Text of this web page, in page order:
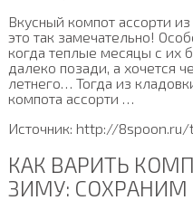
Вкусный компот ассорти
это так замечательно!
когда теплые месяцы с их
далеко позади, а хочется
летнего… Тогда из
компота ассорти …
Источник: http://
КАК ВАРИТЬ
ЗИМУ: СОХРАНИМ